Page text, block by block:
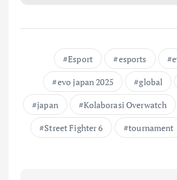
Esport esports
evo japan 2025
global
japan
Kolaborasi Overwatch
Street Fighter 6
tournament